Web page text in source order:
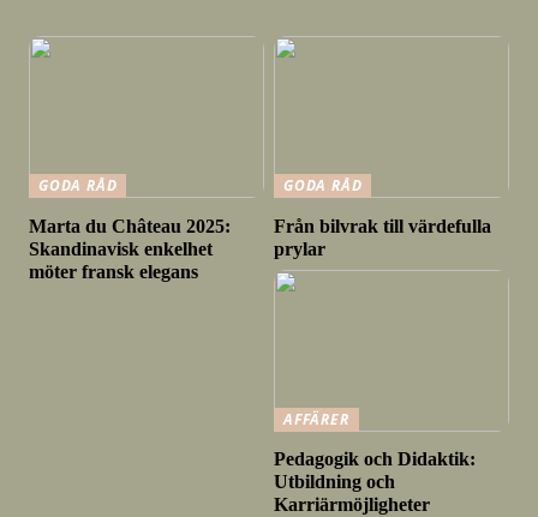
GODA RÅD
Marta du Château 2025:
Skandinavisk enkelhet
möter fransk elegans
GODA RÅD
Från bilvrak till värdefulla
prylar
AFFÄRER
Pedagogik och Didaktik:
Utbildning och
Karriärmöjligheter